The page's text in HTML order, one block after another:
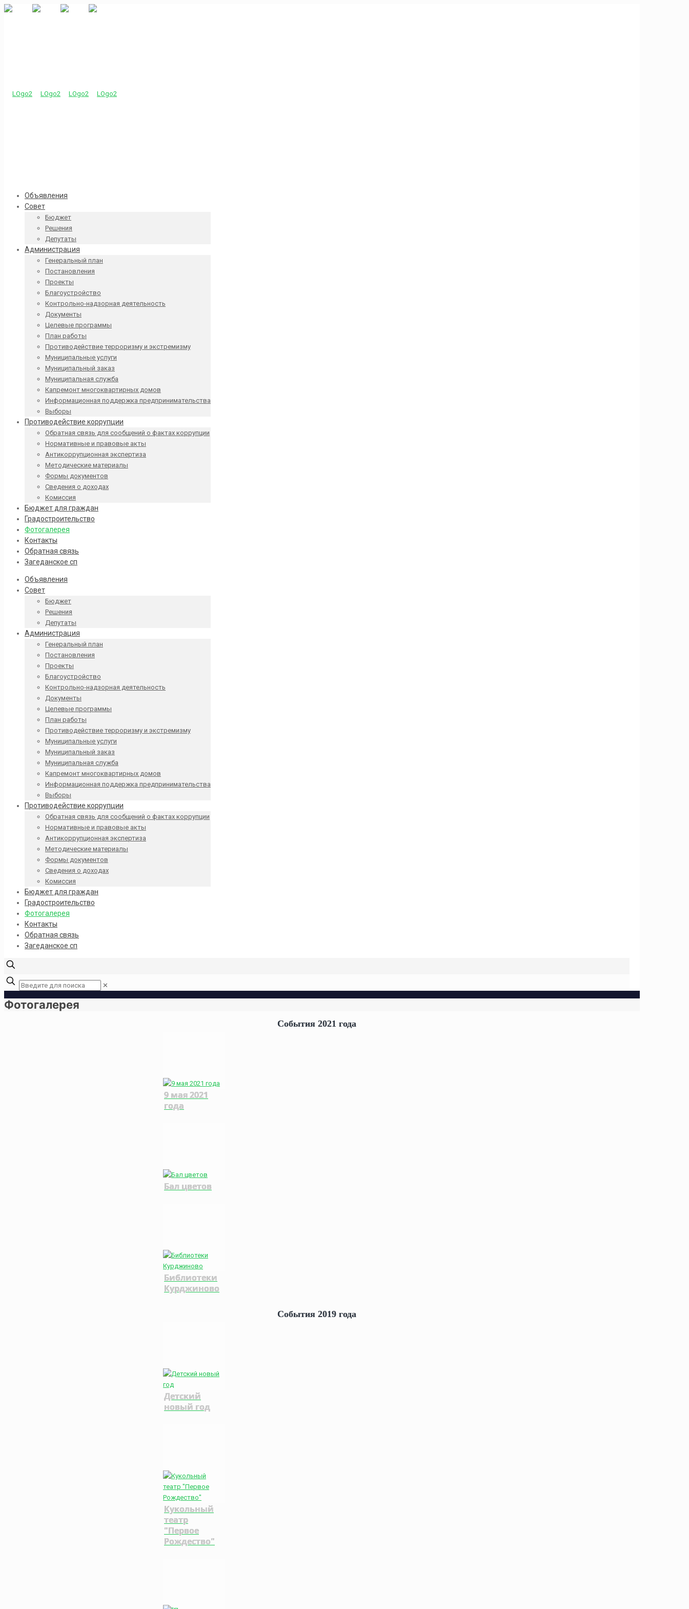
Объявления
Совет
Бюджет
Решения
Депутаты
Администрация
Генеральный план
Постановления
Проекты
Благоустройство
Контрольно-надзорная деятельность
Документы
Целевые программы
План работы
Противодействие терроризму и экстремизму
Муниципальные услуги
Муниципальный заказ
Муниципальная служба
Капремонт многоквартирных домов
Информационная поддержка предпринимательства
Выборы
Противодействие коррупции
Обратная связь для сообщений о фактах коррупции
Нормативные и правовые акты
Антикоррупционная экспертиза
Методические материалы
Формы документов
Сведения о доходах
Комиссия
Бюджет для граждан
Градостроительство
Фотогалерея
Контакты
Обратная связь
Загеданское сп
Объявления
Совет
Бюджет
Решения
Депутаты
Администрация
Генеральный план
Постановления
Проекты
Благоустройство
Контрольно-надзорная деятельность
Документы
Целевые программы
План работы
Противодействие терроризму и экстремизму
Муниципальные услуги
Муниципальный заказ
Муниципальная служба
Капремонт многоквартирных домов
Информационная поддержка предпринимательства
Выборы
Противодействие коррупции
Обратная связь для сообщений о фактах коррупции
Нормативные и правовые акты
Антикоррупционная экспертиза
Методические материалы
Формы документов
Сведения о доходах
Комиссия
Бюджет для граждан
Градостроительство
Фотогалерея
Контакты
Обратная связь
Загеданское сп
✕
Фотогалерея
События 2021 года
9 мая 2021
года
Бал цветов
Библиотеки
Курджиново
События 2019 года
Детский
новый год
Кукольный
театр
"Первое
Рождество"